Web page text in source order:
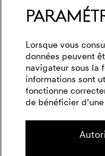
Distributeurs et
Fia World
Passer à l’électrique
Batterie & autonomie
Plug & Charge
Suivez nous sur les
Lorsque vous
données peuvent
navigateur sous la
informations sont
fonctionne
de bénéficier